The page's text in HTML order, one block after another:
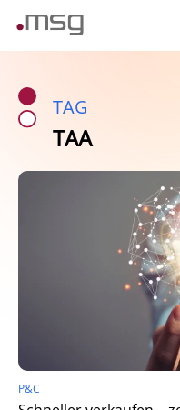
TAG
TAA
P&C